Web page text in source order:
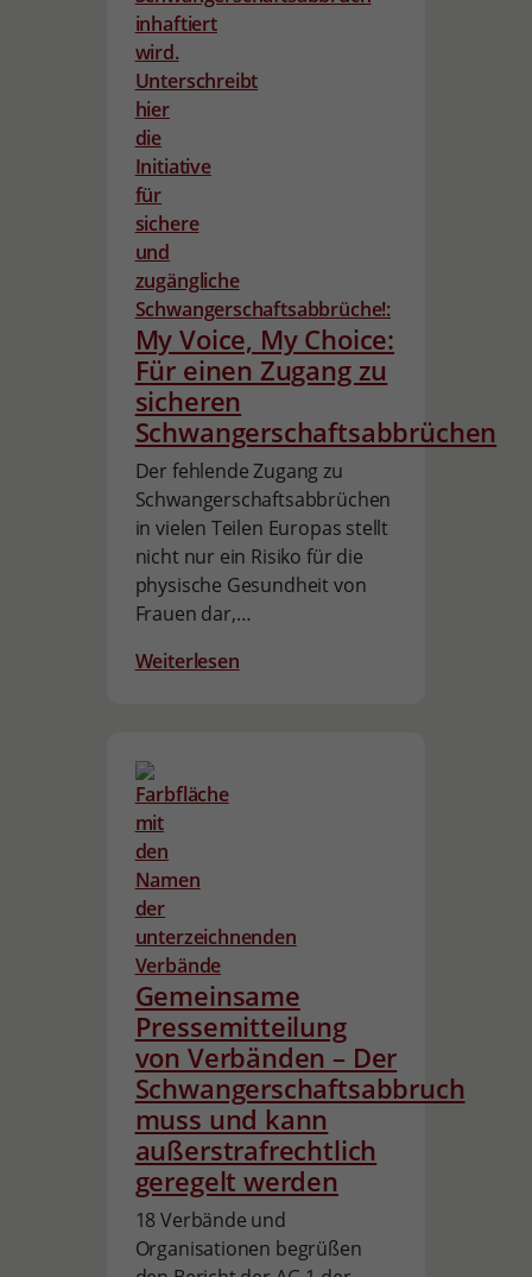
My Voice, My Choice:
Für einen Zugang zu
sicheren
Schwangerschaftsabbrüchen
Der fehlende Zugang zu
Schwangerschaftsabbrüchen
in vielen Teilen Europas stellt
nicht nur ein Risiko für die
physische Gesundheit von
Frauen dar,…
Weiterlesen
Gemeinsame
Pressemitteilung
von Verbänden – Der
Schwangerschaftsabbruch
muss und kann
außerstrafrechtlich
geregelt werden
18 Verbände und
Organisationen begrüßen